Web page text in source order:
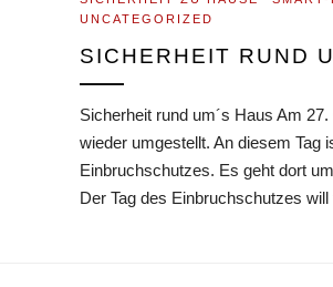
UNCATEGORIZED
SICHERHEIT RUND
Sicherheit rund um´s Haus Am
wieder umgestellt. An diesem Tag
Einbruchschutzes. Es geht dort
Der Tag des Einbruchschutzes